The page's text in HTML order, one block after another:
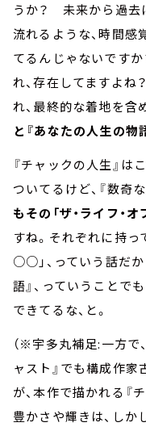
うか？ 未来から過去
流れるような、時間
てるんじゃないです
れ、存在してますよね
れ、最終的な着地を含
と『あなたの人生の物
『チャックの人生』は
ついてるけど、『数奇
もその「ザ・ライフ・
すね。それぞれに持っ
○○」、っていう話だ
語』、っていうことで
できてるな、と。
（※宇多丸補足:一方で
ャスト』でも構成作
が、本作で描かれる『
豊かさや輝きは、しか